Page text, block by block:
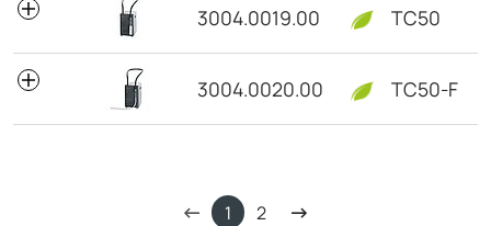
3004.0019.00 TC50
3004.0020.00 TC50-F
1 2